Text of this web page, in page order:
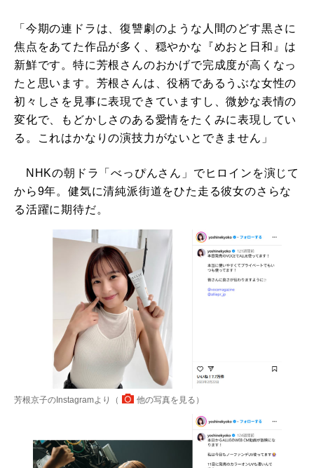
「今期の連ドラは、復讐劇のような人間のどす黒さに
焦点をあてた作品が多く、穏やかな『めおと日和』は
新鮮です。特に芳根さんのおかげで完成度が高くなっ
たと思います。芳根さんは、役柄であるうぶな女性の
初々しさを見事に表現できていますし、微妙な表情の
変化で、もどかしさのある愛情をたくみに表現してい
る。これはかなりの演技力がないとできません」
NHKの朝ドラ「べっぴんさん」でヒロインを演じて
から9年。健気に清純派街道をひた走る彼女のさらな
る活躍に期待だ。
芳根京子のInstagramより（ 他の写真を見る ）